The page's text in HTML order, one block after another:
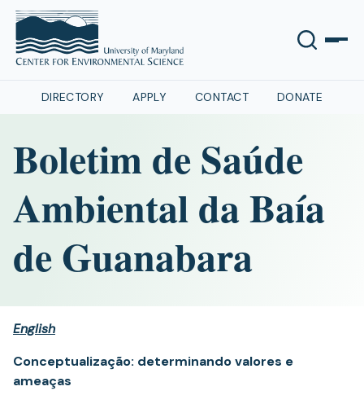
DIRECTORY APPLY CONTACT DONATE
Boletim de Saúde
Ambiental da Baía
de Guanabara
English
Conceptualização: determinando valores e
ameaças